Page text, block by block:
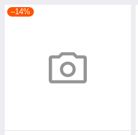
–14%